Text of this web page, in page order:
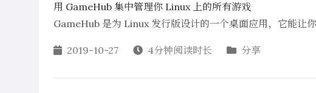
用 GameHub 集中管理你 Linux 上的所有游戏
GameHub 是为 Linux 发行版设计的一个桌面应用，它能让你
2019-10-27 4分钟阅读时长 分享